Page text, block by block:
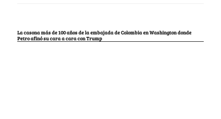
La casona más de 100 años de la embajada de Colombia en Washington donde
Petro afinó su cara a cara con Trump